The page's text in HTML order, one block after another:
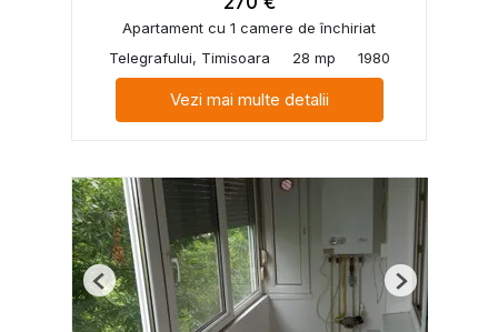
Apartament cu 1 camere de închiriat
Telegrafului, Timisoara
28 mp 1980
Vezi mai multe detalii
Previous Next